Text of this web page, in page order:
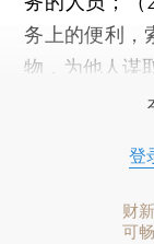
务上的便利，
物，为他人谋
登
财
可